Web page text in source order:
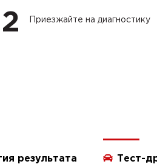
2 Приезжайте на диагностику
результата Тест-